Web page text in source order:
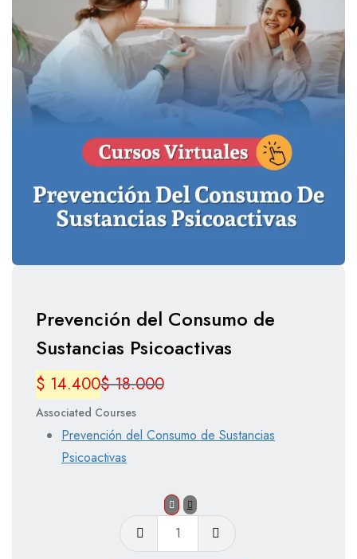
Prevención del Consumo de
Sustancias Psicoactivas
$18.000
$ 14.400
Associated Courses
Prevención del Consumo de Sustancias
Psicoactivas
Prevención
del